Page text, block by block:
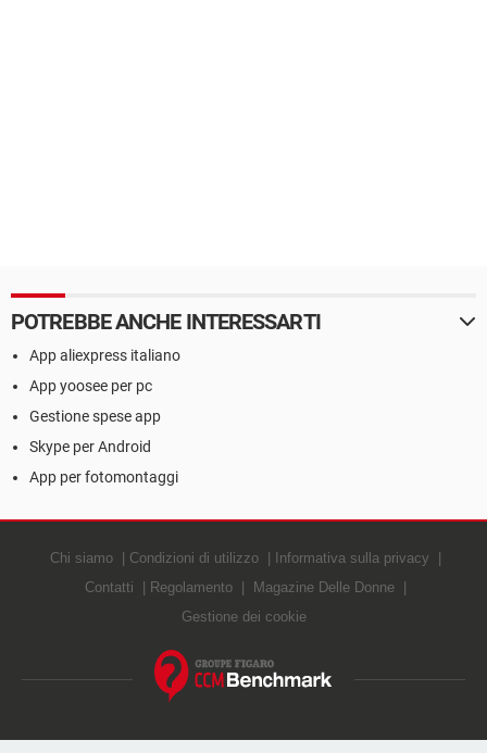
POTREBBE ANCHE INTERESSARTI
App aliexpress italiano
App yoosee per pc
Gestione spese app
Skype per Android
App per fotomontaggi
Chi siamo Condizioni di utilizzo
Informativa sulla privacy
Contatti
Regolamento
Magazine Delle Donne
Gestione dei cookie